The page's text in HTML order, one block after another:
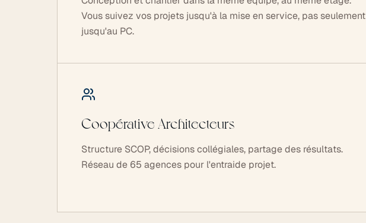
Vous suivez vos projets jusqu'à la mise en service, pas seulement
jusqu'au PC.
Coopérative Architecteurs
Structure SCOP, décisions collégiales, partage des résultats.
Réseau de 65 agences pour l'entraide projet.